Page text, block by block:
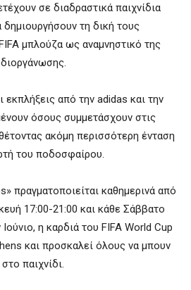
σε διαδραστικά παιχνίδια
τη δική τους
μπλούζα ως αναμνηστικό της
διοργάνωσης.
εκπλήξεις από την adidas και την
όσους συμμετάσχουν στις
ακόμη περισσότερη ένταση
του ποδοσφαίρου.
πραγματοποιείται καθημερινά από
17:00-21:00 και κάθε Σάββατο
η καρδιά του FIFA World Cup
και προσκαλεί όλους να μπουν
στο παιχνίδι.